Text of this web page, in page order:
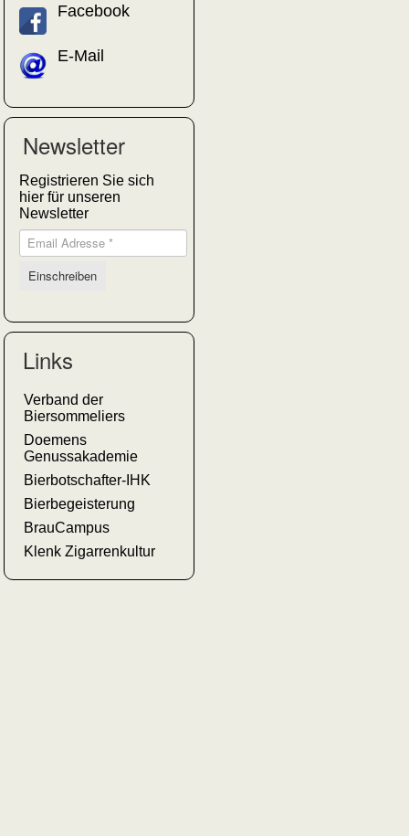
Facebook
E-Mail
Newsletter
Registrieren Sie sich
hier für unseren
Newsletter
Links
Verband der
Biersommeliers
Doemens
Genussakademie
Bierbotschafter-IHK
Bierbegeisterung
BrauCampus
Klenk Zigarrenkultur